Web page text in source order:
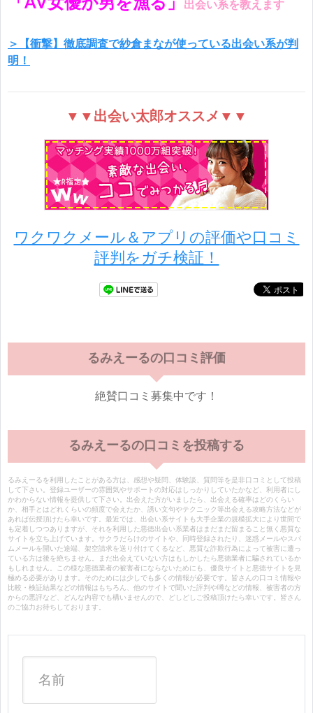
出会い系を教えます
＞【衝撃】徹底調査で紗倉まなが使っている出会い系が判
明！
▼▼出会い太郎オススメ▼▼
ワクワクメール＆アプリの評価や口コミ
評判をガチ検証！
るみえーるの口コミ評価
絶賛口コミ募集中です！
るみえーるの口コミを投稿する
るみえーるを利用したことがある方は、感想や疑問、体験談、質問等を是非口コミとして投稿
して下さい。登録ユーザーの雰囲気やサポートの対応はしっかりしていたかなど、利用者にし
かわからない情報を提供して下さい。出会えた方がいましたら、出会える確率はどのくらい
か、相手とはどれくらいの頻度で会えたか、誘い文句やテクニック等出会える攻略方法などが
あれば伝授頂けたら幸いです。最近では、出会い系サイトも大手企業の規模拡大により世間で
も定着しつつありますが、それを利用した悪徳出会い系業者はまだまだ留まること無く悪質な
サイトを立ち上げています。サクラだらけのサイトや、同時登録されたり、迷惑メールやスパ
ムメールを開いた途端、架空請求を送り付けてくるなど、悪質な詐欺行為によって被害に遭っ
ている方は後を絶ちません。まだ出会えていない方はもしかしたら悪徳業者に騙されているか
もしれません。この様な悪徳業者の被害者にならないためにも、優良サイトと悪徳サイトを見
極める必要があります。そのためには少しでも多くの情報が必要です。皆さんの口コミ情報や
比較・検証結果などの情報はもちろん、他のサイトで聞いた評判や噂などの情報、被害者の方
からの悪評など、どんな内容でも構いませんので、どしどしご投稿頂けたら幸いです。皆さん
のご協力お待ちしております。